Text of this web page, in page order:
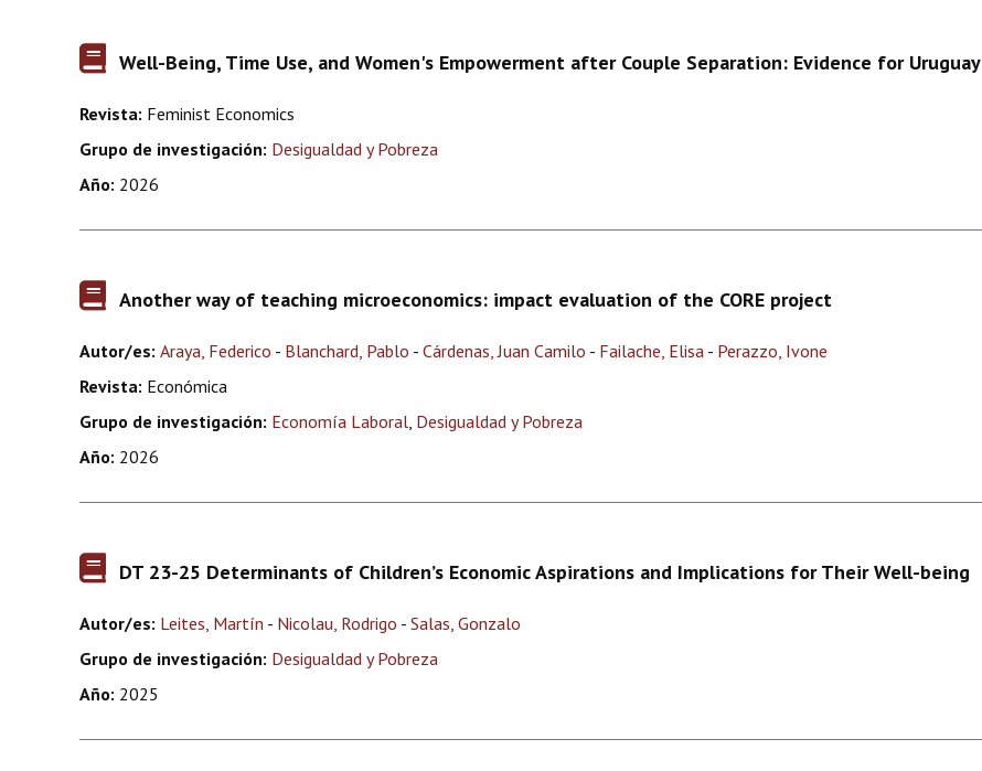
Well-Being, Time Use, and Women's Empowerment after Couple Separation: Evidence for Uruguay
Revista: Feminist Economics
Grupo de investigación: Desigualdad y Pobreza
Año: 2026
Another way of teaching microeconomics: impact evaluation of the CORE project
Autor/es: Araya, Federico - Blanchard, Pablo - Cárdenas, Juan Camilo - Failache, Elisa - Perazzo, Ivone
Revista: Económica
Grupo de investigación: Economía Laboral, Desigualdad y Pobreza
Año: 2026
DT 23-25 Determinants of Children’s Economic Aspirations and Implications for Their Well-being
Autor/es: Leites, Martín - Nicolau, Rodrigo - Salas, Gonzalo
Grupo de investigación: Desigualdad y Pobreza
Año: 2025